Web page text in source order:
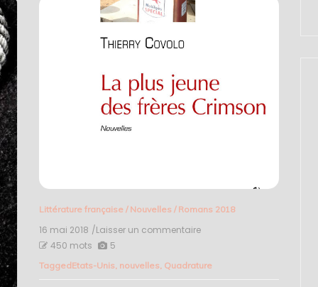
Littérature française/ Nouvelles / Romans 2018
16 mai 2018 /Laisser un commentaireon
jeune
450 mots 5
TaggedEtats-Unis, nouvelles, Quadrature